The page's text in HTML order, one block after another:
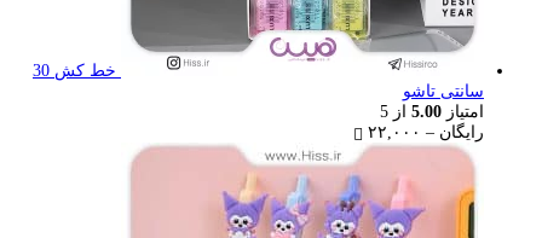
خط کش 30
سانتی تاشو
امتیاز 5.00 از 5
رایگان – ۲۲,۰۰۰
range:
رایگان
through
۲۲,۰۰۰ تومان